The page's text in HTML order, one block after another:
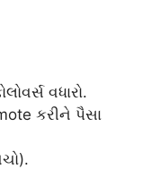
વધારો.
કરીને પૈસા